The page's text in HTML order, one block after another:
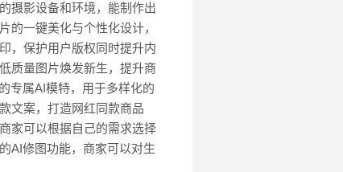
摄影设备和环境，能制作出
的一键美化与个性化设计，
，保护用户版权同时提升内
质量图片焕发新生，提升商
专属AI模特，用于多样化的
文案，打造网红同款商品
家可以根据自己的需求选择
AI修图功能，商家可以对生